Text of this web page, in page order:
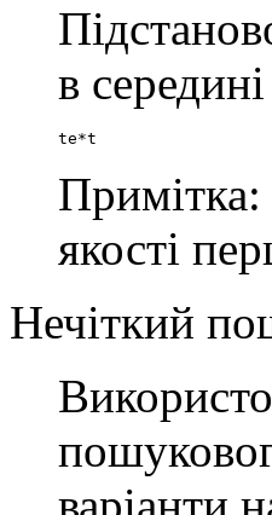
в
te*t
якості
Нечіткий
варіанти